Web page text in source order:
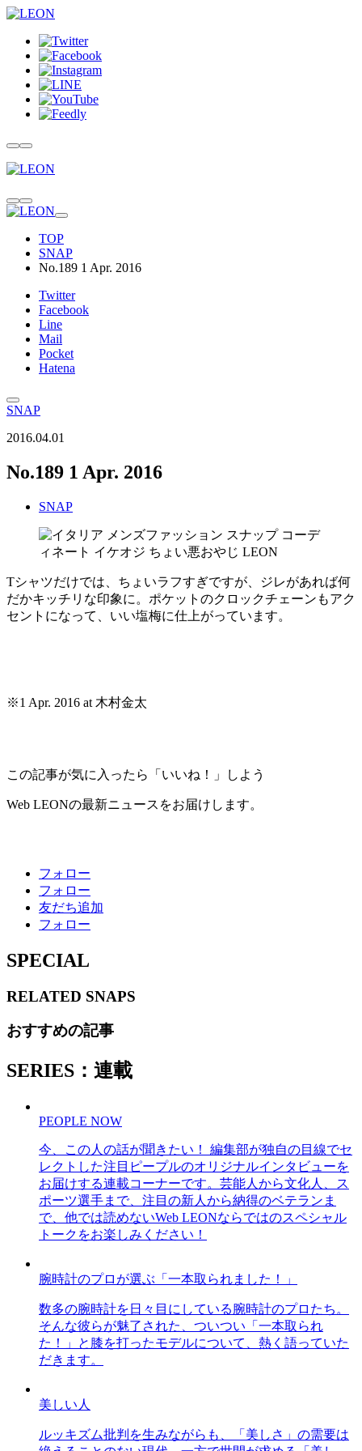
TOP
SNAP
No.189 1 Apr. 2016
Twitter
Facebook
Line
Mail
Pocket
Hatena
SNAP
2016.04.01
No.189 1 Apr. 2016
SNAP
Tシャツだけでは、ちょいラフすぎですが、ジレがあれば何
だかキッチリな印象に。ポケットのクロックチェーンもアク
セントになって、いい塩梅に仕上がっています。
※1 Apr. 2016 at 木村金太
この記事が気に入ったら「いいね！」しよう
Web LEONの最新ニュースをお届けします。
フォロー
フォロー
友だち追加
フォロー
SPECIAL
RELATED SNAPS
おすすめの記事
SERIES：連載
PEOPLE NOW
今、この人の話が聞きたい！ 編集部が独自の目線でセ
レクトした注目ピープルのオリジナルインタビューを
お届けする連載コーナーです。芸能人から文化人、ス
ポーツ選手まで、注目の新人から納得のベテランま
で、他では読めないWeb LEONならではのスペシャル
トークをお楽しみください！
腕時計のプロが選ぶ「一本取られました！」
数多の腕時計を日々目にしている腕時計のプロたち。
そんな彼らが魅了された、ついつい「一本取られ
た！」と膝を打ったモデルについて、熱く語っていた
だきます。
美しい人
ルッキズム批判を生みながらも、「美しさ」の需要は